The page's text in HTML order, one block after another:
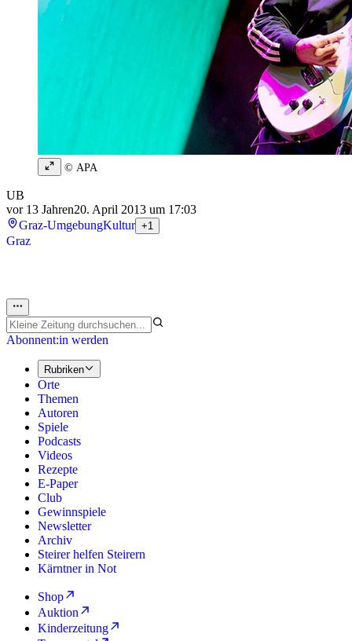
© APA
UB
vor 13 Jahren20. April 2013 um 17:03
Graz-UmgebungKultur +1
Graz
Abonnent:in werden
Rubriken
Orte
Themen
Autoren
Spiele
Podcasts
Videos
Rezepte
E-Paper
Club
Gewinnspiele
Newsletter
Archiv
Steirer helfen Steirern
Kärntner in Not
Shop
Auktion
Kinderzeitung